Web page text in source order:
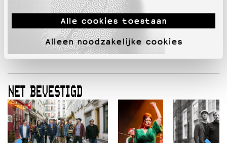
Alle cookies toestaan
Alleen noodzakelijke cookies
NET BEVESTIGD